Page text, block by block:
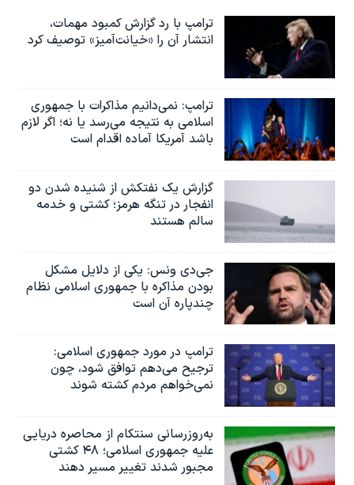
ترامپ با رد گزارش کمبود مهمات،
انتشار آن را «خیانت‌آمیز» توصیف کرد
ترامپ: نمی‌دانیم مذاکرات با جمهوری
اسلامی به نتیجه می‌رسد یا نه؛ اگر لازم
باشد آمریکا آماده اقدام است
گزارش یک نفتکش از شنیده شدن دو
انفجار در تنگه هرمز؛ کشتی و خدمه
سالم هستند
جی‌دی ونس: یکی از دلایل مشکل
بودن مذاکره با جمهوری اسلامی نظام
چندپاره آن است
ترامپ در مورد جمهوری اسلامی:
ترجیح می‌دهم توافق شود، چون
نمی‌خواهم مردم کشته شوند
به‌روزرسانی سنتکام از محاصره دریایی
علیه جمهوری اسلامی؛ ۴۸ کشتی
مجبور شدند تغییر مسیر دهند